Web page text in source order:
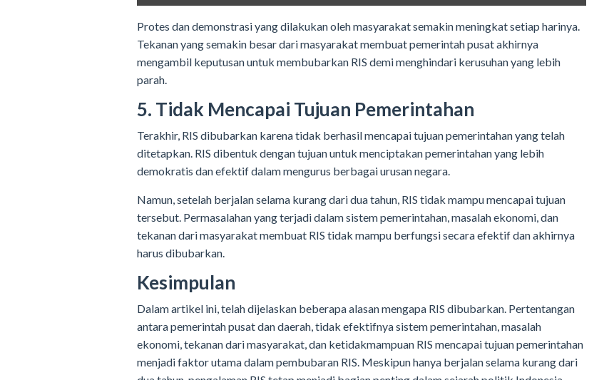
Protes dan demonstrasi yang dilakukan oleh masyarakat semakin meningkat setiap harinya.
Tekanan yang semakin besar dari masyarakat membuat pemerintah pusat akhirnya
mengambil keputusan untuk membubarkan RIS demi menghindari kerusuhan yang lebih
parah.
5. Tidak Mencapai Tujuan Pemerintahan
Terakhir, RIS dibubarkan karena tidak berhasil mencapai tujuan pemerintahan yang telah
ditetapkan. RIS dibentuk dengan tujuan untuk menciptakan pemerintahan yang lebih
demokratis dan efektif dalam mengurus berbagai urusan negara.
Namun, setelah berjalan selama kurang dari dua tahun, RIS tidak mampu mencapai tujuan
tersebut. Permasalahan yang terjadi dalam sistem pemerintahan, masalah ekonomi, dan
tekanan dari masyarakat membuat RIS tidak mampu berfungsi secara efektif dan akhirnya
harus dibubarkan.
Kesimpulan
Dalam artikel ini, telah dijelaskan beberapa alasan mengapa RIS dibubarkan. Pertentangan
antara pemerintah pusat dan daerah, tidak efektifnya sistem pemerintahan, masalah
ekonomi, tekanan dari masyarakat, dan ketidakmampuan RIS mencapai tujuan pemerintahan
menjadi faktor utama dalam pembubaran RIS. Meskipun hanya berjalan selama kurang dari